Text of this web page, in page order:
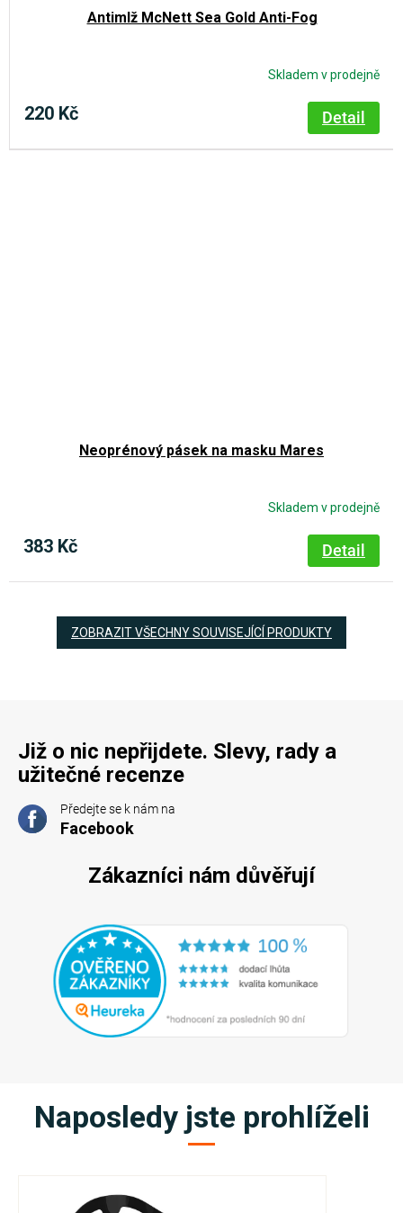
Antimlž McNett Sea Gold Anti-Fog
Skladem v prodejně
220 Kč Detail
Neoprénový pásek na masku Mares
Skladem v prodejně
383 Kč Detail
ZOBRAZIT VŠECHNY SOUVISEJÍCÍ PRODUKTY
Již o nic nepřijdete. Slevy, rady a
užitečné recenze
Předejte se k nám na
Facebook
Zákazníci nám důvěřují
Naposledy jste prohlíželi